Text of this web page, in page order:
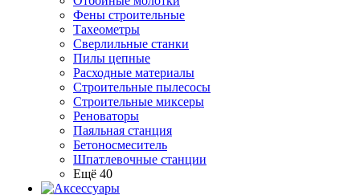
Фены строительные
Тахеометры
Сверлильные станки
Пилы цепные
Расходные материалы
Строительные пылесосы
Строительные миксеры
Реноваторы
Паяльная станция
Бетоносмеситель
Шпатлевочные станции
Ещё 40